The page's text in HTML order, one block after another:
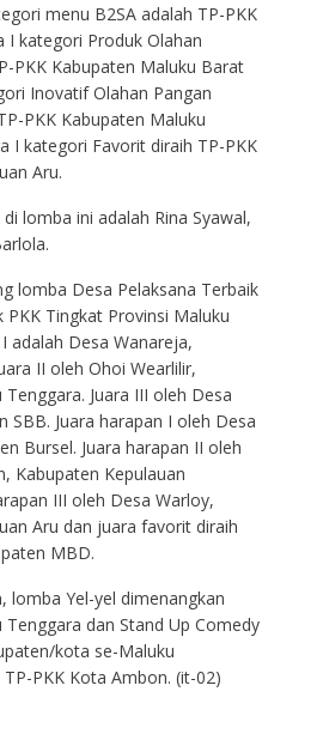
menu B2SA adalah TP-PKK
I kategori Produk Olahan
PKK Kabupaten Maluku Barat
Inovatif Olahan Pangan
PKK Kabupaten Maluku
I kategori Favorit diraih TP-PKK
Aru.
lomba ini adalah Rina Syawal,
lomba Desa Pelaksana Terbaik
Tingkat Provinsi Maluku
adalah Desa Wanareja,
II oleh Ohoi Wearlilir,
Juara III oleh Desa
SBB. Juara harapan I oleh Desa
Bursel. Juara harapan II oleh
Kabupaten Kepulauan
III oleh Desa Warloy,
Aru dan juara favorit diraih
MBD.
lomba Yel-yel dimenangkan
Tenggara dan Stand Up Comedy
kota se-Maluku
PKK Kota Ambon. (it-02)